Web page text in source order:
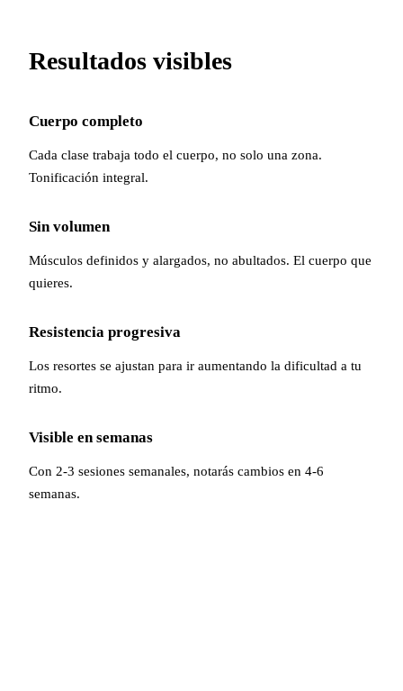
Resultados visibles
Cuerpo completo
Cada clase trabaja todo el cuerpo, no solo una zona.
Tonificación integral.
Sin volumen
Músculos definidos y alargados, no abultados. El cuerpo que
quieres.
Resistencia progresiva
Los resortes se ajustan para ir aumentando la dificultad a tu
ritmo.
Visible en semanas
Con 2-3 sesiones semanales, notarás cambios en 4-6
semanas.